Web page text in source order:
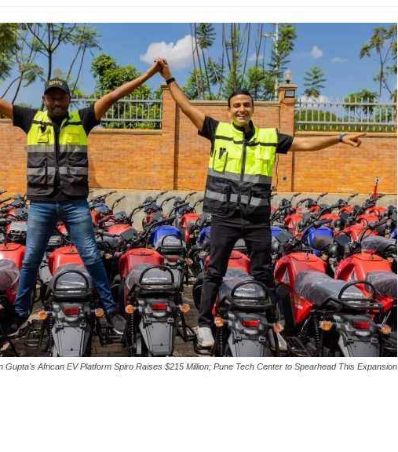
Gupta's African EV Platform Spiro Raises $215 Million; Pune Tech Center to Spearhead This Expansion